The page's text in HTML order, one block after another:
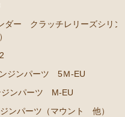
ダー クラッチレリーズシリン
ジンパーツ 5Ｍ-EU
ジンパーツ M-EU
ンパーツ（マウント 他）